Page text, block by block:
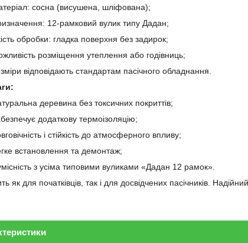
сосна (висушена, шліфована);
12-рамковий вулик типу Дадан;
обробки: гладка поверхня без задирок;
розміщення утеплення або годівниць;
відповідають стандартам пасічного обладнання.
деревина без токсичних покриттів;
додаткову термоізоляцію;
і стійкість до атмосферного впливу;
встановлення та демонтаж;
з усіма типовими вуликами «Дадан 12 рамок».
як для початківців, так і для досвідчених пасічників.